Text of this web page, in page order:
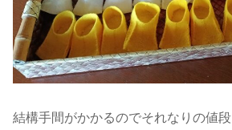
結構手間がかかるのでそれなりの値段